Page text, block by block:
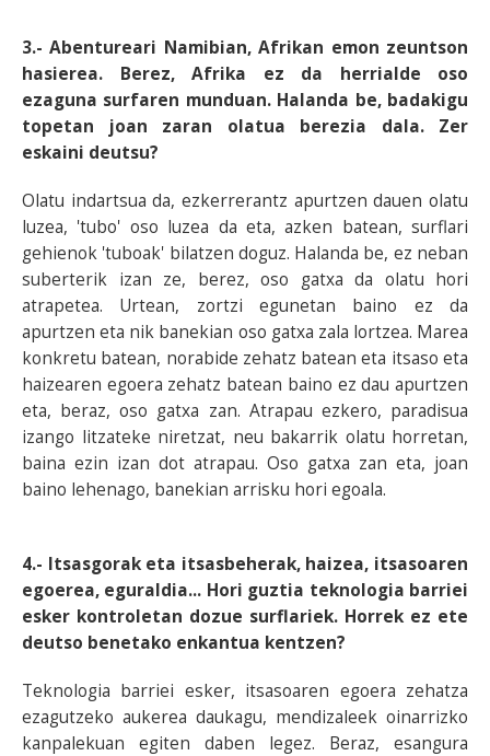
3.- Abentureari Namibian, Afrikan emon zeuntson
hasierea. Berez, Afrika ez da herrialde oso
ezaguna surfaren munduan. Halanda be, badakigu
topetan joan zaran olatua berezia dala. Zer
eskaini deutsu?
Olatu indartsua da, ezkerrerantz apurtzen dauen olatu
luzea, 'tubo' oso luzea da eta, azken batean, surflari
gehienok 'tuboak' bilatzen doguz. Halanda be, ez neban
suberterik izan ze, berez, oso gatxa da olatu hori
atrapetea. Urtean, zortzi egunetan baino ez da
apurtzen eta nik banekian oso gatxa zala lortzea. Marea
konkretu batean, norabide zehatz batean eta itsaso eta
haizearen egoera zehatz batean baino ez dau apurtzen
eta, beraz, oso gatxa zan. Atrapau ezkero, paradisua
izango litzateke niretzat, neu bakarrik olatu horretan,
baina ezin izan dot atrapau. Oso gatxa zan eta, joan
baino lehenago, banekian arrisku hori egoala.
4.- Itsasgorak eta itsasbeherak, haizea, itsasoaren
egoerea, eguraldia... Hori guztia teknologia barriei
esker kontroletan dozue surflariek. Horrek ez ete
deutso benetako enkantua kentzen?
Teknologia barriei esker, itsasoaren egoera zehatza
ezagutzeko aukerea daukagu, mendizaleek oinarrizko
kanpalekuan egiten daben legez. Beraz, esangura